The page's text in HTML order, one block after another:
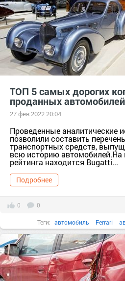
ТОП 5 самых дорогих
проданных автомобилей
27 фев 2022 20:04
Проведенные аналитические
позволили составить
транспортных средств,
всю историю автомобилей.На
рейтинга находится Bugatti...
Подробнее
0 0
Теги: автомобиль Ferrari